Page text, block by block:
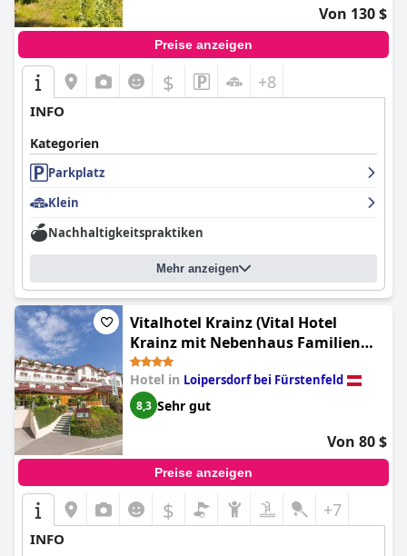
Von 130 $
Preise anzeigen
$ +8
INFO
Kategorien
Parkplatz
Klein
Nachhaltigkeitspraktiken
Mehr anzeigen
Vitalhotel Krainz (Vital Hotel
Krainz mit Nebenhaus Familien
Hotel)
Hotel in Loipersdorf bei Fürstenfeld
8,3 Sehr gut
Von 80 $
Preise anzeigen
$ +7
INFO